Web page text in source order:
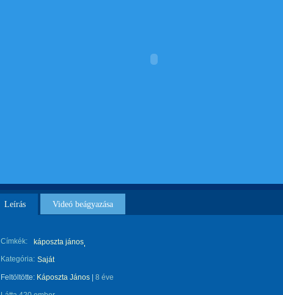
Leírás Videó beágyazása
Címkék:
káposzta jános
Kategória: Saját
Feltöltötte: Káposzta János 8 éve